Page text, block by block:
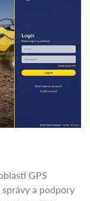
GPS
a podpory